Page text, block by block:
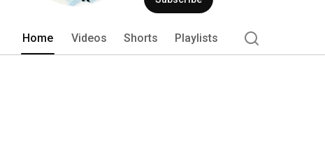
Home Videos Shorts Playlists